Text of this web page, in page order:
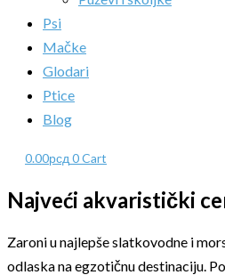
Psi
Mačke
Glodari
Ptice
Blog
0.00рсд 0Cart
Najveći akvaristički
Zaroni u najlepše slatkovodne i
odlaska na egzotičnu destinaciju.